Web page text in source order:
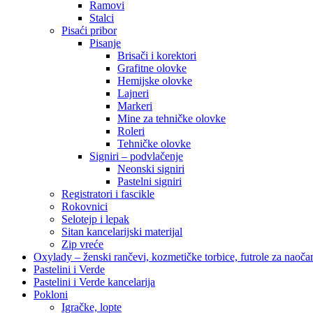
Ramovi
Stalci
Pisaći pribor
Pisanje
Brisači i korektori
Grafitne olovke
Hemijske olovke
Lajneri
Markeri
Mine za tehničke olovke
Roleri
Tehničke olovke
Signiri – podvlačenje
Neonski signiri
Pastelni signiri
Registratori i fascikle
Rokovnici
Selotejp i lepak
Sitan kancelarijski materijal
Zip vreće
Oxylady – ženski rančevi, kozmetičke torbice, futrole za
Pastelini i Verde
Pastelini i Verde kancelarija
Pokloni
Igračke, lopte